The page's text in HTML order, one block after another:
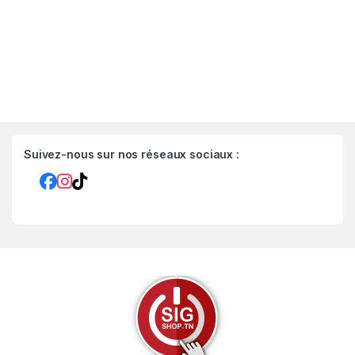
Suivez-nous sur nos réseaux sociaux :